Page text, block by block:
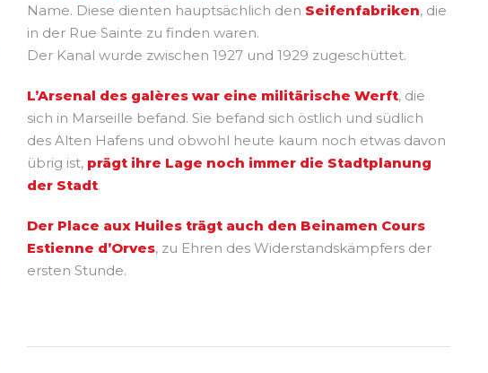
Name. Diese dienten hauptsächlich den Seifenfabriken, die
in der Rue Sainte zu finden waren.
Der Kanal wurde zwischen 1927 und 1929 zugeschüttet.
L’Arsenal des galères war eine militärische Werft, die
sich in Marseille befand. Sie befand sich östlich und südlich
des Alten Hafens und obwohl heute kaum noch etwas davon
übrig ist, prägt ihre Lage noch immer die Stadtplanung
der Stadt.
Der Place aux Huiles trägt auch den Beinamen Cours
Estienne d’Orves, zu Ehren des Widerstandskämpfers der
ersten Stunde.